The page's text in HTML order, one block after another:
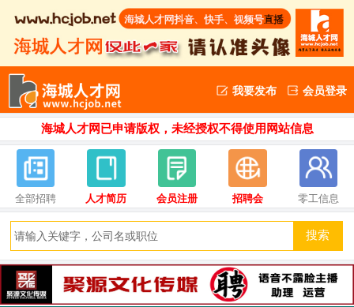
我要发布 会员登录
海城人才网已申请版权，未经授权不得使用网站信息
全部招聘 人才简历 会员注册 招聘会 零工信息
搜索